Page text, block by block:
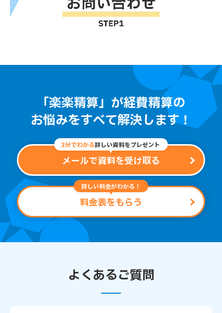
「楽楽精算」が経費精算の
お悩みをすべて解決します！
3分でわかる詳しい資料をプレゼント
メールで資料を受け取る
詳しい料金がわかる！
料金表をもらう
よくあるご質問